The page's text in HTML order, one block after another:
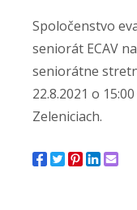
Spoločenstvo
seniorát ECAV
seniorátne
22.8.2021 o
Zeleniciach.